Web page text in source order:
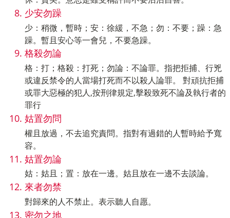
少安勿躁
少：稍微，暫時；安：徐緩，不急；勿：不要；躁：急
躁。暫且安心等一會兒，不要急躁。
格殺勿論
格：打；格殺：打死；勿論：不論罪。指把拒捕、行兇
或違反禁令的人當場打死而不以殺人論罪。 對頑抗拒捕
或罪大惡極的犯人,按刑律規定,擊殺致死不論及執行者的
罪行
姑置勿問
權且放過，不去追究責問。指對有過錯的人暫時給予寬
容。
姑置勿論
姑：姑且；置：放在一邊。姑且放在一邊不去談論。
來者勿禁
對歸來的人不禁止。表示聽人自愿。
密勿之地